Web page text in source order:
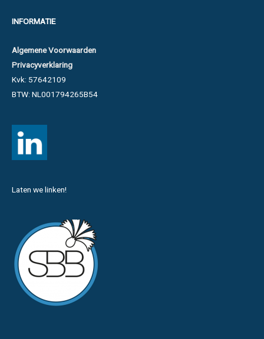
INFORMATIE
Algemene Voorwaarden
Privacyverklaring
Kvk: 57642109
BTW: NL001794265B54
Laten we linken!